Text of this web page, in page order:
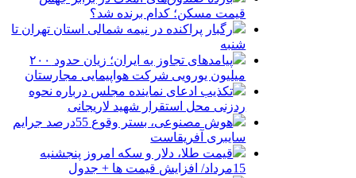
قیمت مسکن؛ کدام برنده شد؟
رگبار پراکنده در نیمه شمالی استان تهران تا
شنبه
پیامدهای تجاوز به ایران؛ زیان حدود ۲۰۰
میلیون یورویی شرکت هواپیمایی مجارستان
تکذیب ادعای نماینده مجلس درباره نحوه
ردزنی محل استقرار شهید لاریجانی
هوش مصنوعی، بستر وقوع 55درصد جرایم
سایبری آفریقاست
قیمت طلا، دلار و سکه امروز پنجشنبه
15مرداد/ افزایش قیمت ها + جدول